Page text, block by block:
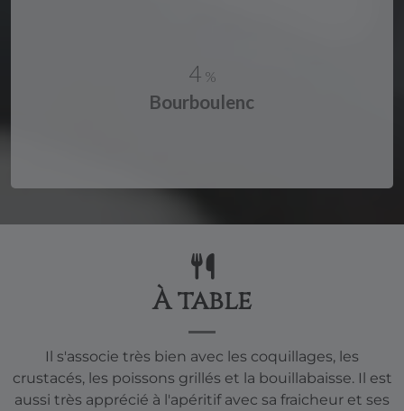
4 %
Bourboulenc
À table
Il s'associe très bien avec les coquillages, les
crustacés, les poissons grillés et la bouillabaisse. Il est
aussi très apprécié à l'apéritif avec sa fraicheur et ses